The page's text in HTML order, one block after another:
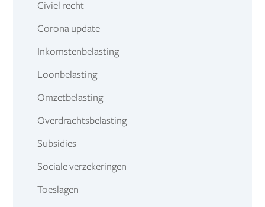
Civiel recht
Corona update
Inkomstenbelasting
Loonbelasting
Omzetbelasting
Overdrachtsbelasting
Subsidies
Sociale verzekeringen
Toeslagen